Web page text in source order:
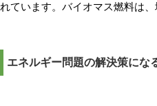
れています。バイオマス燃料は
エネルギー問題の解決策にな